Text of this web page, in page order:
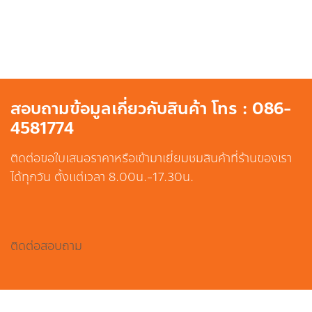
สอบถามข้อมูลเกี่ยวกับสินค้า โทร : 086-
4581774
ติดต่อขอใบเสนอราคาหรือเข้ามาเยี่ยมชมสินค้าที่ร้านของเรา
ได้ทุกวัน ตั้งแต่เวลา 8.00น.-17.30น.
ติดต่อสอบถาม